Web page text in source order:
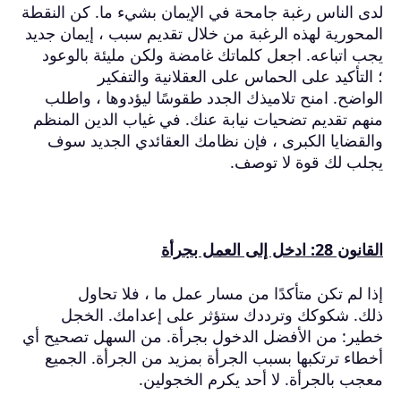
لدى الناس رغبة جامحة في الإيمان بشيء ما. كن النقطة
المحورية لهذه الرغبة من خلال تقديم سبب ، إيمان جديد
يجب اتباعه. اجعل كلماتك غامضة ولكن مليئة بالوعود
؛ التأكيد على الحماس على العقلانية والتفكير
الواضح. امنح تلاميذك الجدد طقوسًا ليؤدوها ، واطلب
منهم تقديم تضحيات نيابة عنك. في غياب الدين المنظم
والقضايا الكبرى ، فإن نظامك العقائدي الجديد سوف
يجلب لك قوة لا توصف.
القانون 28: ادخل إلى العمل بجرأة
إذا لم تكن متأكدًا من مسار عمل ما ، فلا تحاول
ذلك. شكوكك وترددك ستؤثر على إعدامك. الخجل
خطير: من الأفضل الدخول بجرأة. من السهل تصحيح أي
أخطاء ترتكبها بسبب الجرأة بمزيد من الجرأة. الجميع
معجب بالجرأة. لا أحد يكرم الخجولين.